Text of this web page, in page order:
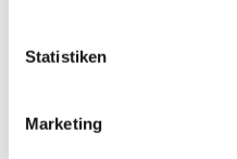
Statistiken
Marketing